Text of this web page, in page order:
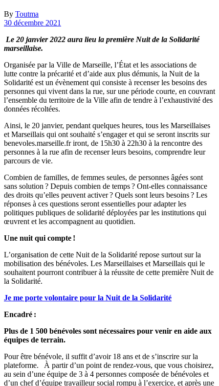
By Toutma
30 décembre 2021
Le 20 janvier 2022 aura lieu la première Nuit de la Solidarité
marseillaise.
Organisée par la Ville de Marseille, l’État et les associations de
lutte contre la précarité et d’aide aux plus démunis, la Nuit de la
Solidarité est un évènement qui consiste à recenser les besoins des
personnes qui vivent dans la rue, sur une période courte, en couvrant
l’ensemble du territoire de la Ville afin de tendre à l’exhaustivité des
données récoltées.
Ainsi, le 20 janvier, pendant quelques heures, tous les Marseillaises
et Marseillais qui ont souhaité s’engager et qui se seront inscrits sur
benevoles.marseille.fr iront, de 15h30 à 22h30 à la rencontre des
personnes à la rue afin de recenser leurs besoins, comprendre leur
parcours de vie.
Combien de familles, de femmes seules, de personnes âgées sont
sans solution ? Depuis combien de temps ? Ont-elles connaissance
des droits qu’elles peuvent activer ? Quels sont leurs besoins ? Les
réponses à ces questions seront essentielles pour adapter les
politiques publiques de solidarité déployées par les institutions qui
œuvrent et les accompagnent au quotidien.
Une nuit qui compte !
L’organisation de cette Nuit de la Solidarité repose surtout sur la
mobilisation des bénévoles. Les Marseillaises et Marseillais qui le
souhaitent pourront contribuer à la réussite de cette première Nuit de
la Solidarité.
Je me porte volontaire pour la Nuit de la Solidarité
Encadré :
Plus de 1 500 bénévoles sont nécessaires pour venir en aide aux
équipes de terrain.
Pour être bénévole, il suffit d’avoir 18 ans et de s’inscrire sur la
plateforme. À partir d’un point de rendez-vous, que vous choisirez,
au sein d’une équipe de 3 à 4 personnes composée de bénévoles et
d’un chef d’équipe travailleur social rompu à l’exercice, et après une